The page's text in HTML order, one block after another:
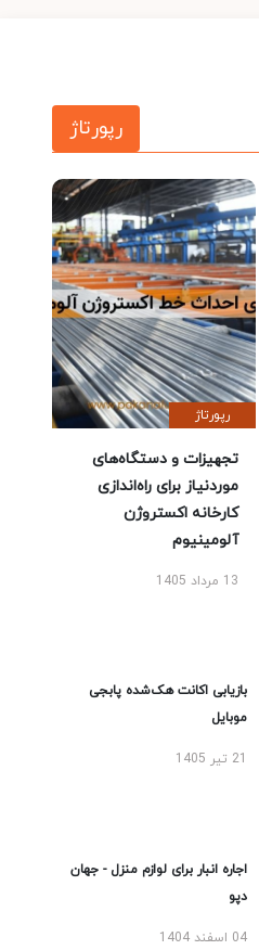
رپورتاژ
رپورتاژ
تجهیزات و دستگاه‌های
موردنیاز برای راه‌اندازی
کارخانه اکستروژن
آلومینیوم
13 مرداد 1405
بازیابی اکانت هک‌شده پابجی
موبایل
21 تیر 1405
اجاره انبار برای لوازم منزل - جهان
دپو
04 اسفند 1404